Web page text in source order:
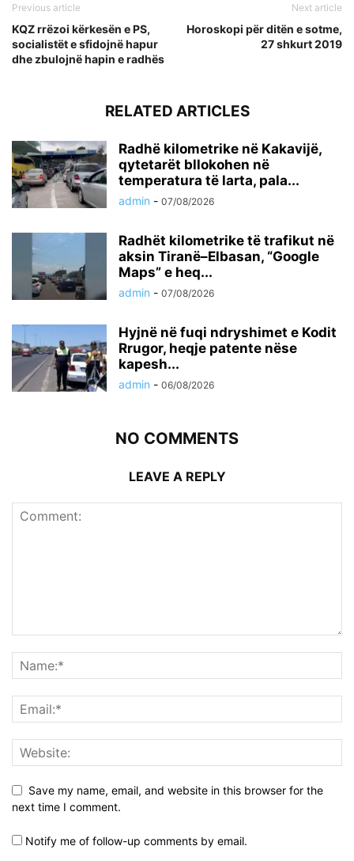
Previous article
KQZ rrëzoi kërkesën e PS,
socialistët e sfidojnë hapur
dhe zbulojnë hapin e radhës
Next article
Horoskopi për ditën e sotme,
27 shkurt 2019
RELATED ARTICLES
Radhë kilometrike në Kakavijë,
qytetarët bllokohen në
temperatura të larta, pala...
admin - 07/08/2026
Radhët kilometrike të trafikut në
aksin Tiranë–Elbasan, “Google
Maps” e heq...
admin - 07/08/2026
Hyjnë në fuqi ndryshimet e Kodit
Rrugor, heqje patente nëse
kapesh...
admin - 06/08/2026
NO COMMENTS
LEAVE A REPLY
Save my name, email, and website in this browser for the
next time I comment.
Notify me of follow-up comments by email.